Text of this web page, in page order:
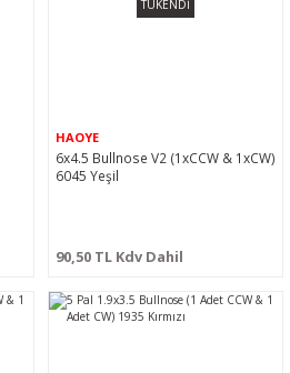
TÜKENDİ
HAOYE
6x4.5 Bullnose V2 (1xCCW & 1xCW)
6045 Yeşil
90,50 TL Kdv Dahil